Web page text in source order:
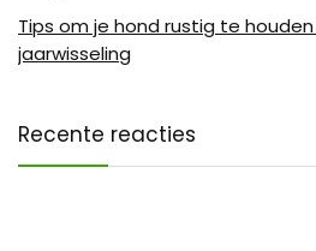
Tips om je hond rustig te
jaarwisseling
Recente reacties